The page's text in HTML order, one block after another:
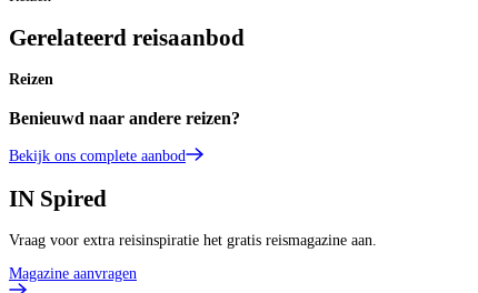
Gerelateerd reisaanbod
Reizen
Benieuwd naar andere reizen?
Bekijk ons complete aanbod
IN Spired
Vraag voor extra reisinspiratie het gratis reismagazine aan.
Magazine aanvragen